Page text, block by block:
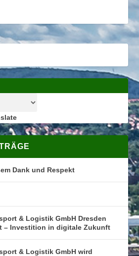
Dank und Respekt
& Logistik GmbH Dresden
– Investition in digitale Zukunft
& Logistik GmbH wird